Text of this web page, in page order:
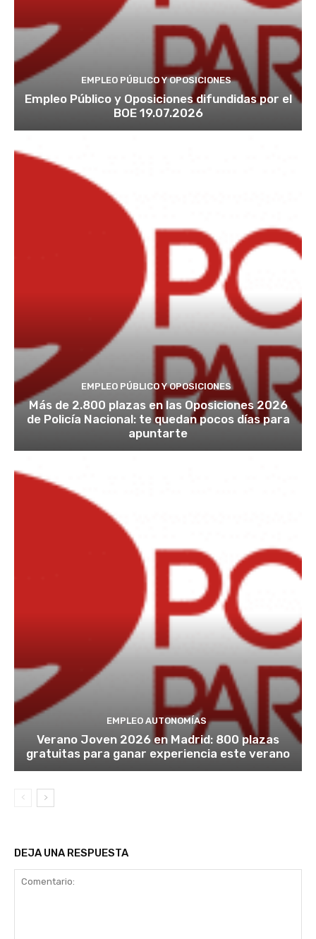
EMPLEO PÚBLICO Y OPOSICIONES
Empleo Público y Oposiciones difundidas por el
BOE 19.07.2026
EMPLEO PÚBLICO Y OPOSICIONES
Más de 2.800 plazas en las Oposiciones 2026
de Policía Nacional: te quedan pocos días para
apuntarte
EMPLEO AUTONOMÍAS
Verano Joven 2026 en Madrid: 800 plazas
gratuitas para ganar experiencia este verano
DEJA UNA RESPUESTA